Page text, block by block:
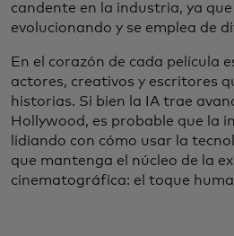
candente en la industria, ya
evolucionando y se emplea de
En el corazón de cada película
actores, creativos y escritores
historias. Si bien la IA trae
Hollywood, es probable que la
lidiando con cómo usar la
que mantenga el núcleo de la
cinematográfica: el toque